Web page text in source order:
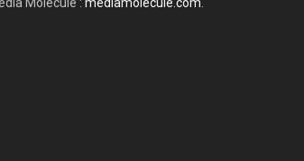
Molecule : mediamolecule.com.